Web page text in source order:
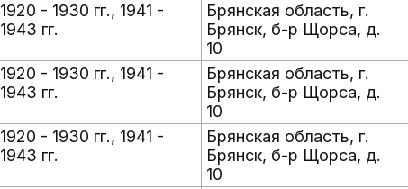
1920 - 1930 гг., 1941 -
1943 гг.
Брянская область, г.
Брянск, б-р Щорса, д.
10
1920 - 1930 гг., 1941 -
1943 гг.
Брянская область, г.
Брянск, б-р Щорса, д.
10
1920 - 1930 гг., 1941 -
1943 гг.
Брянская область, г.
Брянск, б-р Щорса, д.
10